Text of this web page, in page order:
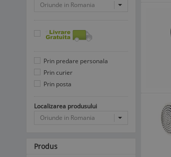
Oriunde in Romania
Prin predare personala
Prin curier
Prin posta
Localizarea produsului
Oriunde in Romania
Produs